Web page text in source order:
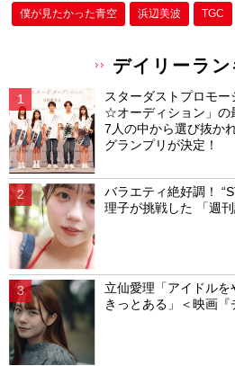
僕が⾒たかった⻘空 浜辺美波 TGC
デイリーラ
スターダストプロモ
☆オーディション」の
7人の中から選び抜か
グランプリが決定！
バラエティ絶好調！
理子が挑戦した 「週
立仙愛理「アイドル
きっとある」＜映画『